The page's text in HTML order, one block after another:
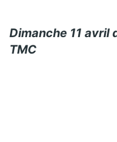
Dimanche 11
TMC